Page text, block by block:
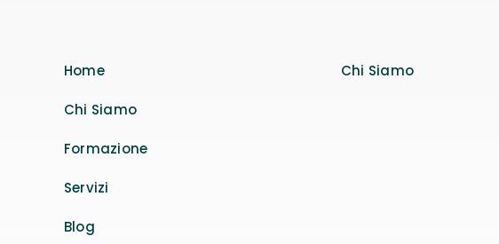
Home
Chi Siamo
Formazione
Servizi
Blog
Chi Siamo